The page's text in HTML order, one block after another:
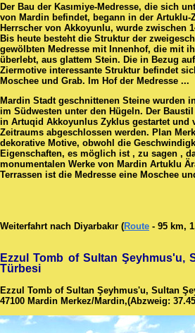
Der Bau der Kasımiye-Medresse, die sich
von Mardin befindet, begann in der
Herrscher von Akkoyunlu, wurde zwischen
Bis heute besteht die Struktur der
gewölbten Medresse mit Innenhof, die mit
überlebt, aus glattem Stein. Die in Bezug
Ziermotive interessante Struktur befindet
Moschee und Grab. Im Hof ​​der Medresse ...
Mardin Stadt geschnittenen Steine wurden
im Südwesten unter den Hügeln. Der
in Artuqid Akkoyunlus Zyklus gestartet und
Zeitraums abgeschlossen werden. Plan
dekorative Motive, obwohl die
Eigenschaften, es möglich ist , zu sagen ,
monumentalen Werke von Mardin Artuklu
Terrassen ist die Medresse eine Moschee
Weiterfahrt nach Diyarbakır (Route - 95 km,
Ezzul Tomb of Sultan Şeyhmus'u,
Türbesi
Ezzul Tomb of Sultan Şeyhmus'u, Sultan
47100 Mardin Merkez/Mardin,(Abzweig: